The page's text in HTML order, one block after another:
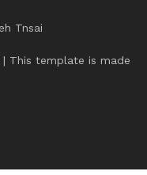
Tnsai
This template is made